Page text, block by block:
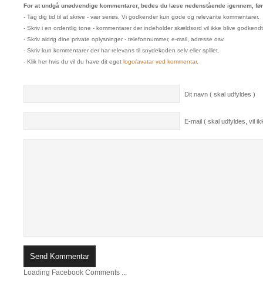
For at undgå unødvendige kommentarer, bedes du læse nedenstående igennem,
- Tag dig tid til at skrive - vær seriøs. Vi godkender kun gode og relevante kommentarer.
- Skriv i en ordentlig tone - kommentarer der indeholder skældsord vil ikke blive
- Skriv aldrig dine private oplysninger - telefonnummer, e-mail, adresse osv.
- Skriv kun kommentarer der har relevans til snydekoden selv eller spillet.
- Klik her hvis du vil du have dit eget logo/avatar ved kommentar.
Dit navn ( skal udfyldes )
E-mail ( skal udfyldes, vil
Loading Facebook Comments ...